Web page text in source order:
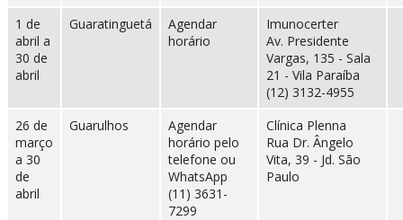
1 de
abril a
30 de
abril
Guaratinguetá
Agendar
horário
Imunocerter
Av. Presidente
Vargas, 135 - Sala
21 - Vila Paraíba
(12) 3132-4955
26 de
março
a 30
de
abril
Guarulhos
Agendar
horário pelo
telefone ou
WhatsApp
(11) 3631-
7299
Clínica Plenna
Rua Dr. Ângelo
Vita, 39 - Jd. São
Paulo